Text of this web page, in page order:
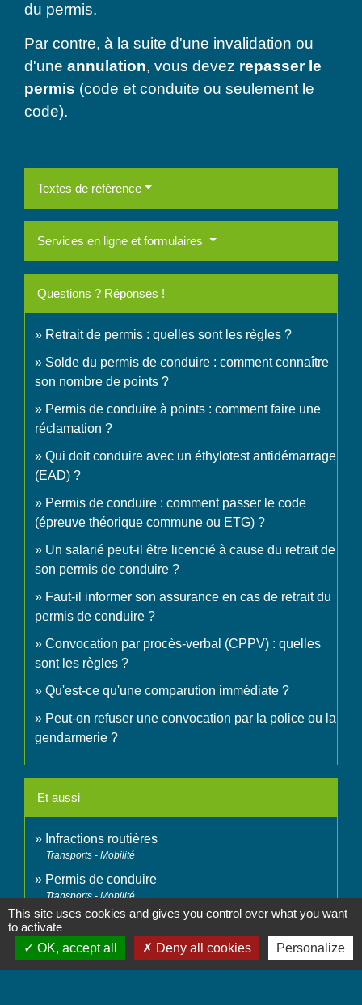
du permis.
Par contre, à la suite d'une invalidation ou
d'une annulation, vous devez repasser le
permis (code et conduite ou seulement le
code).
Textes de référence
Services en ligne et formulaires
Questions ? Réponses !
Retrait de permis : quelles sont les règles ?
Solde du permis de conduire : comment connaître
son nombre de points ?
Permis de conduire à points : comment faire une
réclamation ?
Qui doit conduire avec un éthylotest antidémarrage
(EAD) ?
Permis de conduire : comment passer le code
(épreuve théorique commune ou ETG) ?
Un salarié peut-il être licencié à cause du retrait de
son permis de conduire ?
Faut-il informer son assurance en cas de retrait du
permis de conduire ?
Convocation par procès-verbal (CPPV) : quelles
sont les règles ?
Qu'est-ce qu'une comparution immédiate ?
Peut-on refuser une convocation par la police ou la
gendarmerie ?
Et aussi
Infractions routières
Transports - Mobilité
Permis de conduire
Transports - Mobilité
Déroulement d'une affaire devant le tribunal
correctionnel
Justice
This site uses cookies and gives you control over what you want
to activate
OK, accept all
Deny all cookies Personalize